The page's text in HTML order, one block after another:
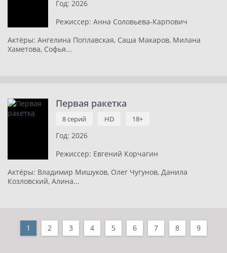
Год: 2026
Режиссер: Анна Соловьева-Карпович
Актёры: Ангелина Поплавская, Саша Макаров, Милана
Хаметова, Софья...
Первая ракетка
8 серий HD 18+
Год: 2026
Режиссер: Евгений Корчагин
Актёры: Владимир Мишуков, Олег Чугунов, Данила
Козловский, Алина...
1 2 3 4 5 6 7 8 9